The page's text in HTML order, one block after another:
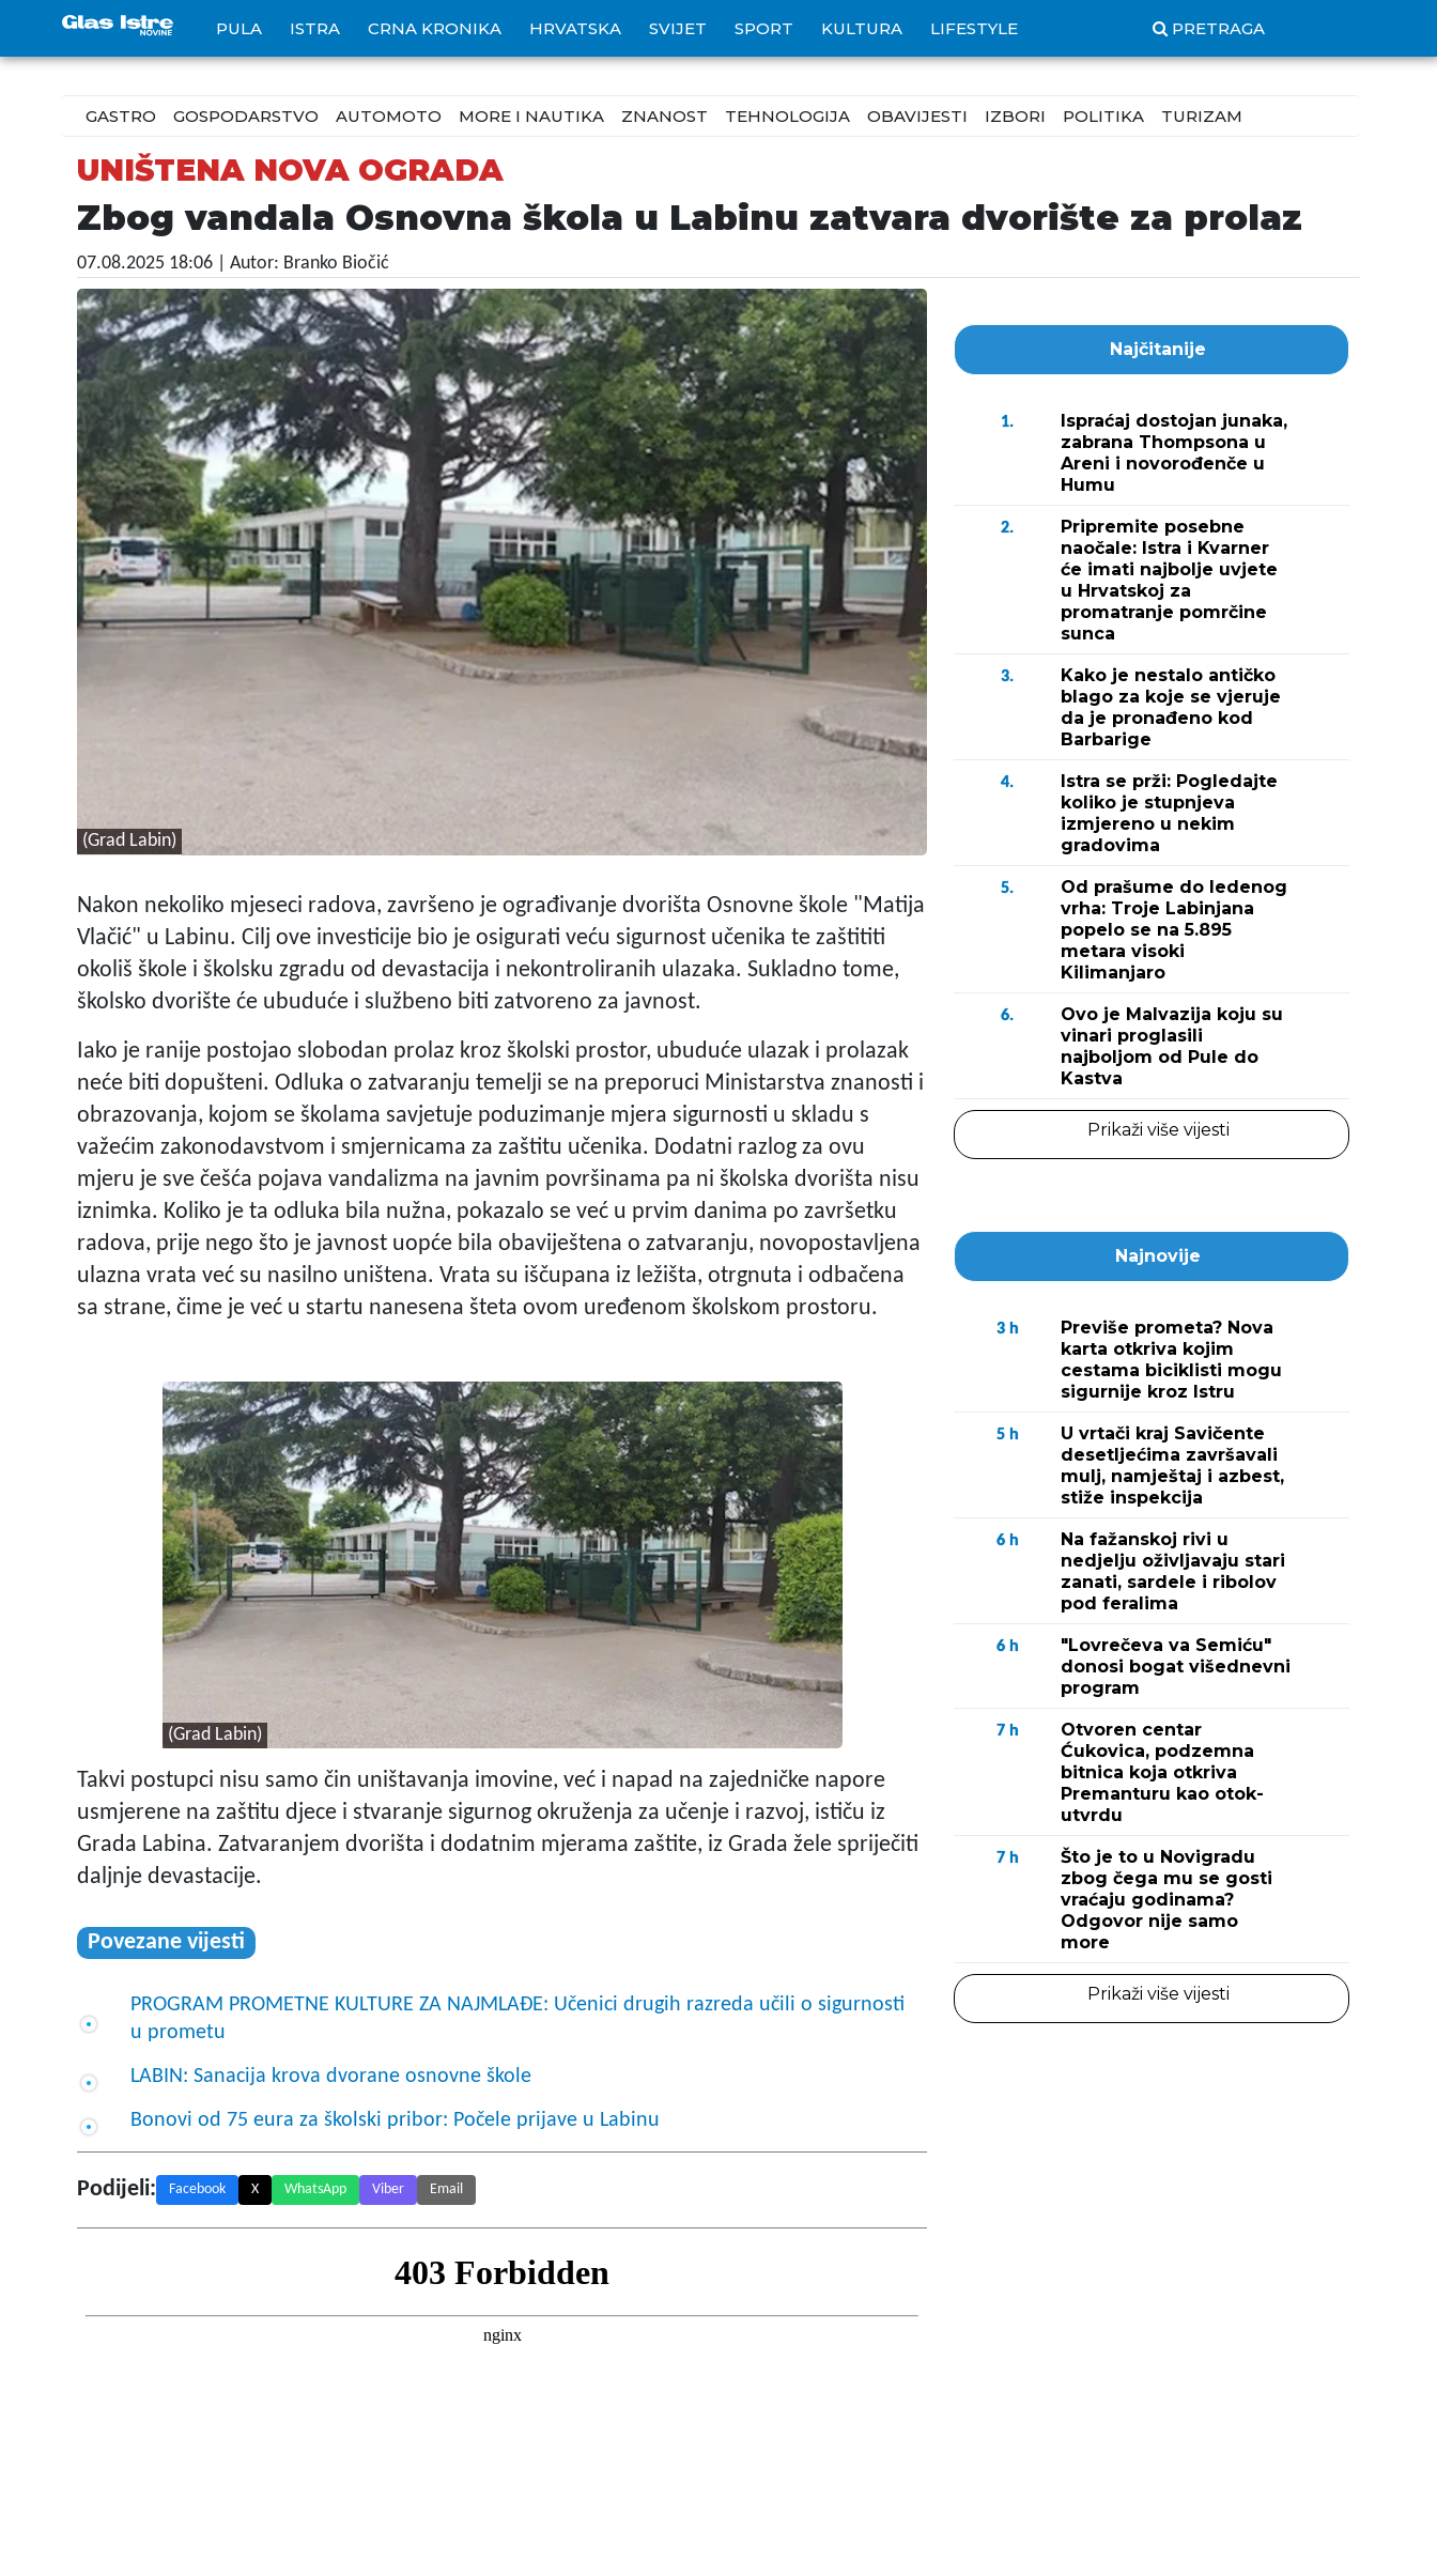
PULA ISTRA CRNA KRONIKA HRVATSKA SVIJET SPORT KULTURA LIFESTYLE PRETRAGA
GASTRO GOSPODARSTVO AUTOMOTO MORE I NAUTIKA ZNANOST TEHNOLOGIJA OBAVIJESTI IZBORI POLITIKA TURIZAM
UNIŠTENA NOVA OGRADA
Zbog vandala Osnovna škola u Labinu zatvara dvorište za prolaz
07.08.2025 18:06 | Autor: Branko Biočić
(Grad Labin)
Nakon nekoliko mjeseci radova, završeno je ograđivanje dvorišta Osnovne škole "Matija
Vlačić" u Labinu. Cilj ove investicije bio je osigurati veću sigurnost učenika te zaštititi
okoliš škole i školsku zgradu od devastacija i nekontroliranih ulazaka. Sukladno tome,
školsko dvorište će ubuduće i službeno biti zatvoreno za javnost.
Iako je ranije postojao slobodan prolaz kroz školski prostor, ubuduće ulazak i prolazak
neće biti dopušteni. Odluka o zatvaranju temelji se na preporuci Ministarstva znanosti i
obrazovanja, kojom se školama savjetuje poduzimanje mjera sigurnosti u skladu s
važećim zakonodavstvom i smjernicama za zaštitu učenika. Dodatni razlog za ovu
mjeru je sve češća pojava vandalizma na javnim površinama pa ni školska dvorišta nisu
iznimka. Koliko je ta odluka bila nužna, pokazalo se već u prvim danima po završetku
radova, prije nego što je javnost uopće bila obaviještena o zatvaranju, novopostavljena
ulazna vrata već su nasilno uništena. Vrata su iščupana iz ležišta, otrgnuta i odbačena
sa strane, čime je već u startu nanesena šteta ovom uređenom školskom prostoru.
(Grad Labin)
Takvi postupci nisu samo čin uništavanja imovine, već i napad na zajedničke napore
usmjerene na zaštitu djece i stvaranje sigurnog okruženja za učenje i razvoj, ističu iz
Grada Labina. Zatvaranjem dvorišta i dodatnim mjerama zaštite, iz Grada žele spriječiti
daljnje devastacije.
Povezane vijesti
PROGRAM PROMETNE KULTURE ZA NAJMLAĐE: Učenici drugih razreda učili o sigurnosti
u prometu
LABIN: Sanacija krova dvorane osnovne škole
Bonovi od 75 eura za školski pribor: Počele prijave u Labinu
Podijeli: Facebook X WhatsApp Viber Email
Najčitanije
1.
Ispraćaj dostojan junaka,
zabrana Thompsona u
Areni i novorođenče u
Humu
2.
Pripremite posebne
naočale: Istra i Kvarner
će imati najbolje uvjete
u Hrvatskoj za
promatranje pomrčine
sunca
3.
Kako je nestalo antičko
blago za koje se vjeruje
da je pronađeno kod
Barbarige
4.
Istra se prži: Pogledajte
koliko je stupnjeva
izmjereno u nekim
gradovima
5.
Od prašume do ledenog
vrha: Troje Labinjana
popelo se na 5.895
metara visoki
Kilimanjaro
6.
Ovo je Malvazija koju su
vinari proglasili
najboljom od Pule do
Kastva
Prikaži više vijesti
Najnovije
3 h
Previše prometa? Nova
karta otkriva kojim
cestama biciklisti mogu
sigurnije kroz Istru
5 h
U vrtači kraj Savičente
desetljećima završavali
mulj, namještaj i azbest,
stiže inspekcija
6 h
Na fažanskoj rivi u
nedjelju oživljavaju stari
zanati, sardele i ribolov
pod feralima
6 h
"Lovrečeva va Semiću"
donosi bogat višednevni
program
7 h
Otvoren centar
Ćukovica, podzemna
bitnica koja otkriva
Premanturu kao otok-
utvrdu
7 h
Što je to u Novigradu
zbog čega mu se gosti
vraćaju godinama?
Odgovor nije samo
more
Prikaži više vijesti